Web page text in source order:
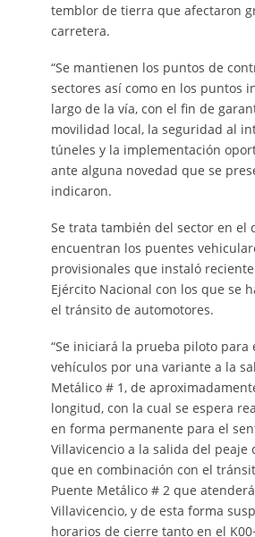
temblor de tierra que afectaron
carretera.
“Se mantienen los puntos de
sectores así como en los puntos
largo de la vía, con el fin de
movilidad local, la seguridad al
túneles y la implementación
ante alguna novedad que se
indicaron.
Se trata también del sector en el
encuentran los puentes
provisionales que instaló
Ejército Nacional con los que se
el tránsito de automotores.
“Se iniciará la prueba piloto para
vehículos por una variante a la
Metálico # 1, de
longitud, con la cual se espera
en forma permanente para el
Villavicencio a la salida del peaje
que en combinación con el
Puente Metálico # 2 que
Villavicencio, y de esta forma
horarios de cierre tanto en el